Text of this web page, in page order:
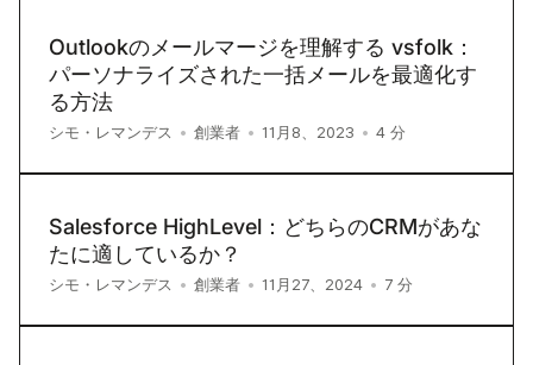
Outlookのメールマージを理解する vsfolk：
パーソナライズされた一括メールを最適化す
る方法
シモ・レマンデス • 創業者 • 11月8、2023 • 4 分
Salesforce HighLevel：どちらのCRMがあな
たに適しているか？
シモ・レマンデス • 創業者 • 11月27、2024 • 7 分